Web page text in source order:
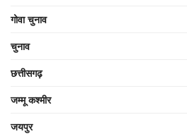
गोवा चुनाव
चुनाव
छत्तीसगढ़
जम्मू कश्मीर
जयपुर